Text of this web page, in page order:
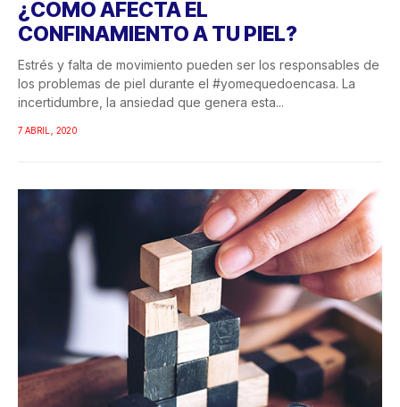
¿CÓMO AFECTA EL
CONFINAMIENTO A TU PIEL?
Estrés y falta de movimiento pueden ser los responsables de
los problemas de piel durante el #yomequedoencasa. La
incertidumbre, la ansiedad que genera esta...
7 ABRIL, 2020